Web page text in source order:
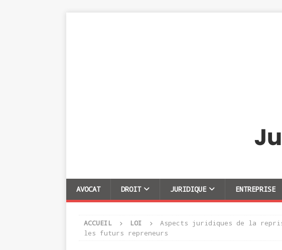
AVOCAT DROIT JURIDIQUE ENTREPRISE
ACCUEIL LOI
Aspects juridiques de la
les futurs repreneurs